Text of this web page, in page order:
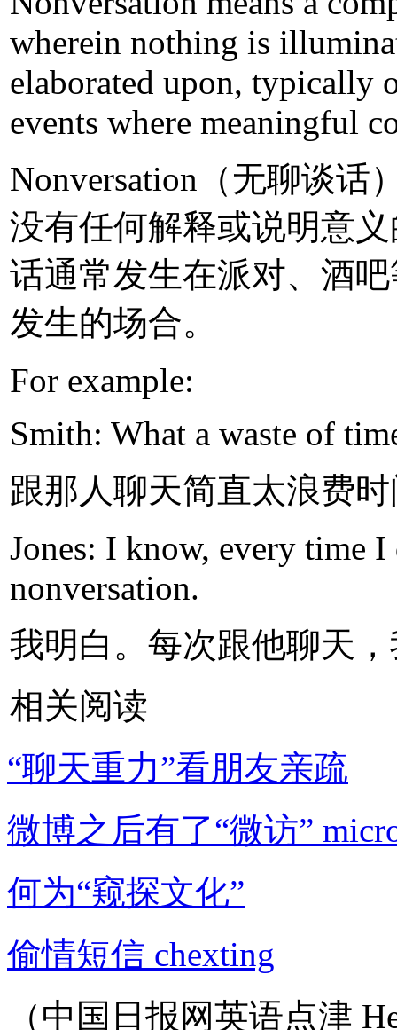
wherein nothing is
elaborated upon, typically
events where meaningful
Nonversation（无聊谈话
没有任何解释或说明意
话通常发生在派对、酒
发生的场合。
For example:
Smith: What a waste of
跟那人聊天简直太浪费
Jones: I know, every time
nonversation.
我明白。每次跟他聊天
相关阅读
“聊天重力”看朋友亲疏
微博之后有了“微访”
何为“窥探文化”
偷情短信 chexting
（中国日报网英语点津